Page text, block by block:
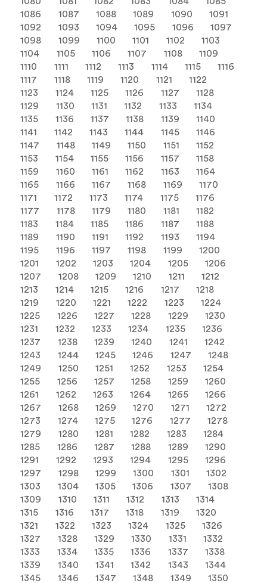
1086
1087 1088 1089 1090
1091
1092
1093 1094 1095 1096
1097
1098
1099 1100 1101 1102
1103
1104
1105 1106 1107 1108
1109
1110
1111 1112 1113 1114 1115
1116
1117
1118 1119 1120 1121
1122
1123
1124 1125 1126 1127
1128
1129
1130 1131 1132 1133
1134
1135
1136 1137 1138 1139
1140
1141
1142 1143 1144 1145
1146
1147
1148 1149 1150 1151
1152
1153
1154 1155 1156 1157
1158
1159
1160 1161 1162 1163
1164
1165
1166 1167 1168 1169
1170
1171
1172 1173 1174 1175
1176
1177
1178 1179 1180 1181
1182
1183
1184 1185 1186 1187
1188
1189
1190 1191 1192 1193
1194
1195
1196 1197 1198 1199
1200
1201
1202 1203 1204 1205
1206
1207
1208 1209 1210 1211
1212
1213
1214 1215 1216 1217
1218
1219
1220 1221 1222 1223
1224
1225
1226 1227 1228 1229
1230
1231
1232 1233 1234 1235
1236
1237
1238 1239 1240 1241
1242
1243
1244 1245 1246 1247
1248
1249
1250 1251 1252 1253
1254
1255
1256 1257 1258 1259
1260
1261
1262 1263 1264 1265
1266
1267
1268 1269 1270 1271
1272
1273
1274 1275 1276 1277
1278
1279
1280 1281 1282 1283
1284
1285
1286 1287 1288 1289
1290
1291
1292 1293 1294 1295
1296
1297
1298 1299 1300 1301
1302
1303
1304 1305 1306 1307
1308
1309
1310 1311 1312 1313
1314
1315
1316 1317 1318 1319
1320
1321
1322 1323 1324 1325
1326
1327
1328 1329 1330 1331
1332
1333
1334 1335 1336 1337
1338
1339
1340 1341 1342 1343
1344
1345
1346 1347 1348 1349 1350